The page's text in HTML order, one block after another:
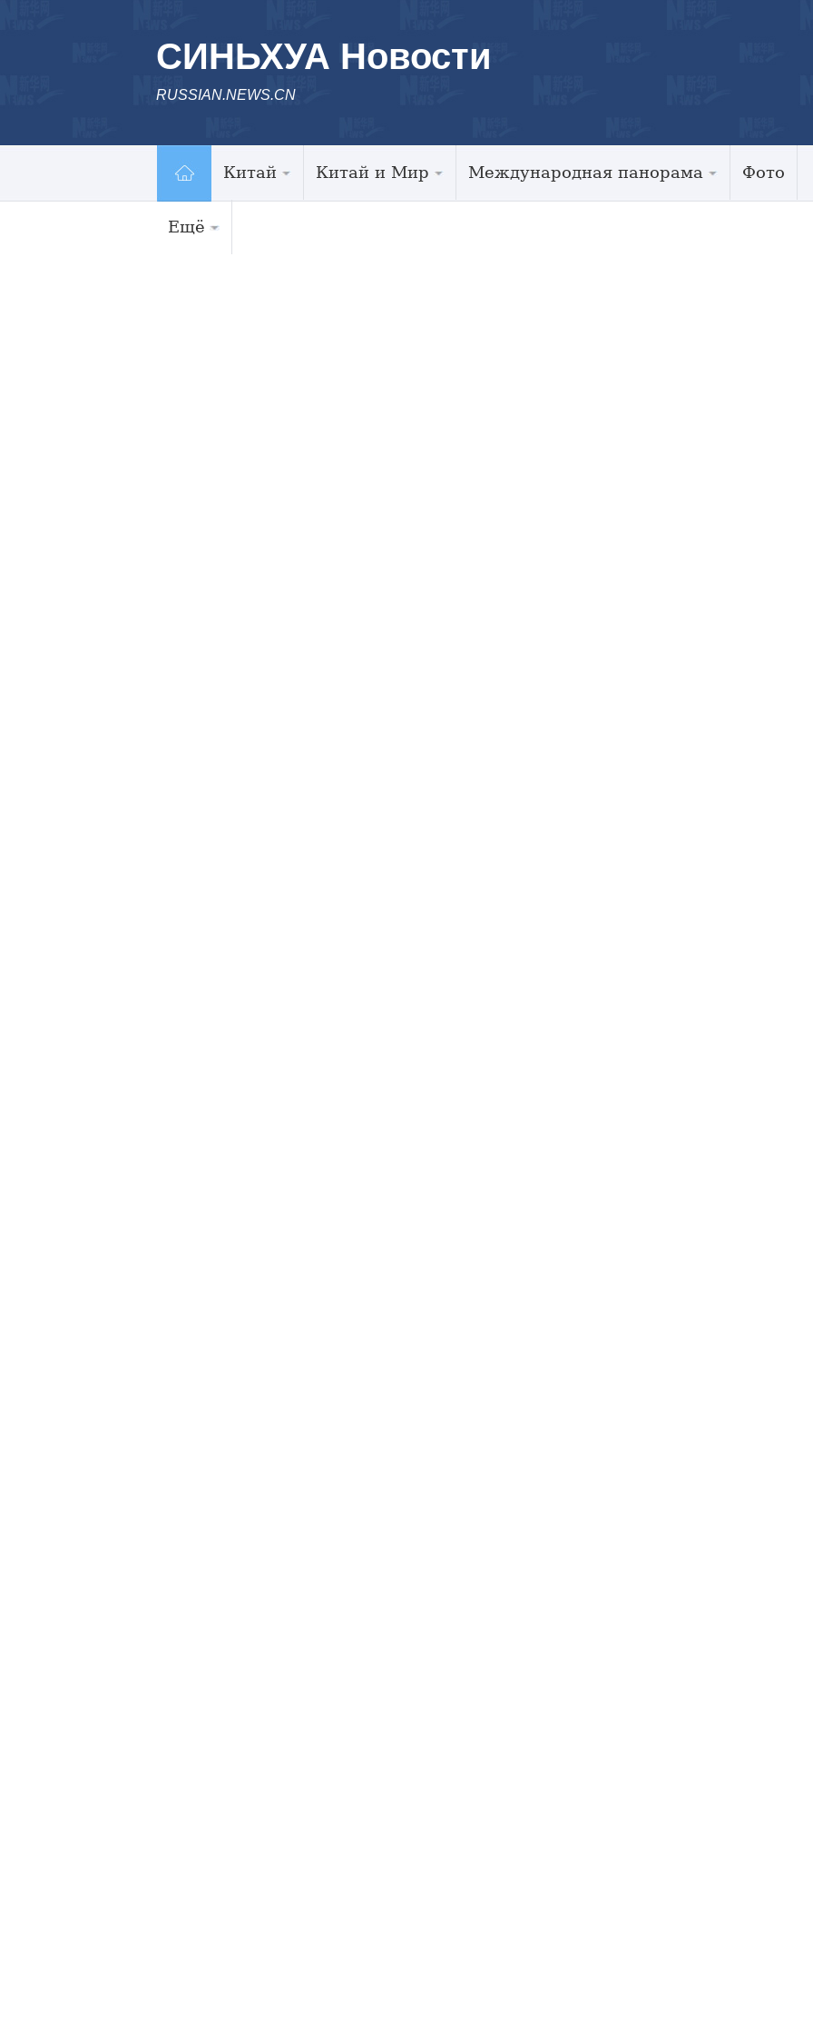
СИНЬХУА Новости
RUSSIAN.NEWS.CN
Китай Китай и Мир Международная панорама Фото
Ещё